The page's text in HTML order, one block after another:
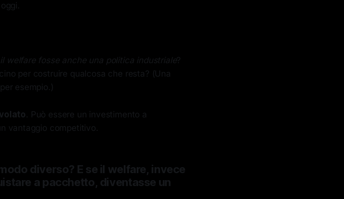
il welfare fosse anche una politica industriale?
per costruire qualcosa che resta? (Una
esempio.)
. Può essere un investimento a
vantaggio competitivo.
diverso? E se il welfare, invece
a pacchetto, diventasse un